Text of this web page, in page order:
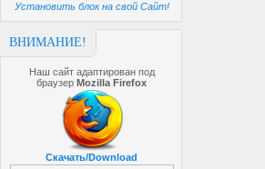
Установить блок на свой Сайт!
ВНИМАНИЕ!
Наш сайт адаптирован под
браузерMozilla Firefox
Скачать/Download